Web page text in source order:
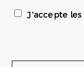
J'accepte les